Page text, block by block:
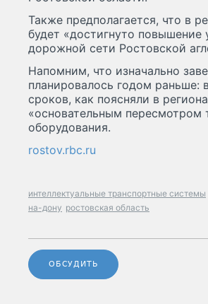
Также предполагается, что в
будет «достигнуто повышение
дорожной сети Ростовской
Напомним, что изначально
планировалось годом раньше:
сроков, как поясняли в
«основательным пересмотром
оборудования.
rostov.rbc.ru
интеллектуальные транспортные системы
на-дону ростовская область
ОБСУДИТЬ